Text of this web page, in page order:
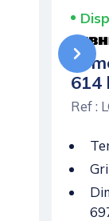
614
Ref :